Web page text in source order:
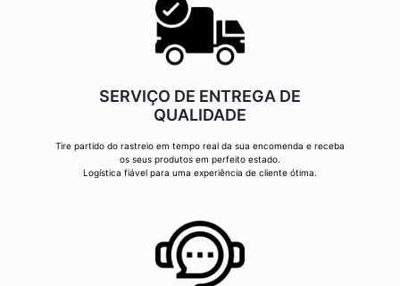
SERVIÇO DE ENTREGA DE
QUALIDADE
Tire partido do rastreio em tempo real da sua encomenda e receba
os seus produtos em perfeito estado.
Logística fiável para uma experiência de cliente ótima.